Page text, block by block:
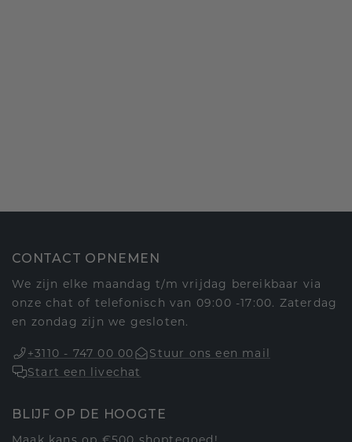
CONTACT OPNEMEN
We zijn elke maandag t/m vrijdag bereikbaar via
onze chat of telefonisch van 09:00 -17:00. Zaterdag
en zondag zijn we gesloten.
+3110 - 747 00 00
Stuur ons een mail
Start een livechat
BLIJF OP DE HOOGTE